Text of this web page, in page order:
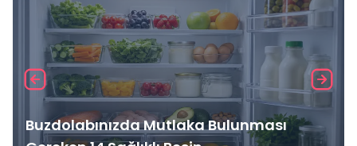
Buzdolabınızda Mutlaka Bulunması